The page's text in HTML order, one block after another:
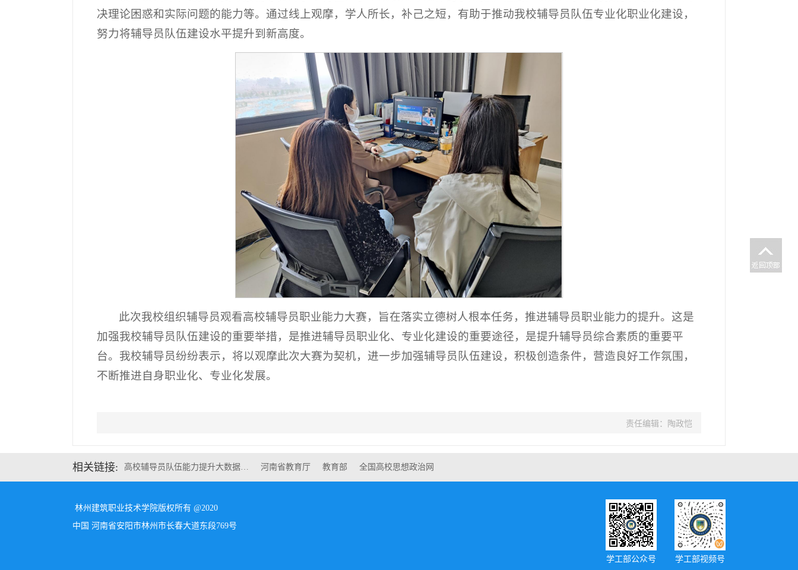
决理论困惑和实际问题的能力等。通过线上观摩，学人所长，补己之短，有助于推动我校辅导员队伍专业化职业化建设，
努力将辅导员队伍建设水平提升到新高度。
此次我校组织辅导员观看高校辅导员职业能力大赛，旨在落实立德树人根本任务，推进辅导员职业能力的提升。这是
加强我校辅导员队伍建设的重要举措，是推进辅导员职业化、专业化建设的重要途径，是提升辅导员综合素质的重要平
台。我校辅导员纷纷表示，将以观摩此次大赛为契机，进一步加强辅导员队伍建设，积极创造条件，营造良好工作氛围，
不断推进自身职业化、专业化发展。
责任编辑：陶政恺
相关链接: 高校辅导员队伍能力提升大数据… 河南省教育厅 教育部 全国高校思想政治网
林州建筑职业技术学院版权所有 @2020
中国 河南省安阳市林州市长春大道东段769号
学工部公众号 学工部视频号